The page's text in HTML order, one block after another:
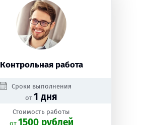
Контрольная работа
Сроки выполнения
от 1 дня
Стоимость работы
oт 1500 рублей